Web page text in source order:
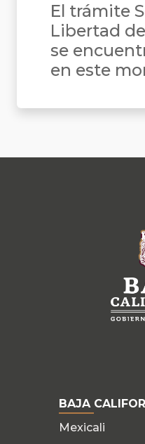
El trámite
Libertad
se
en este
BAJA
Mexicali